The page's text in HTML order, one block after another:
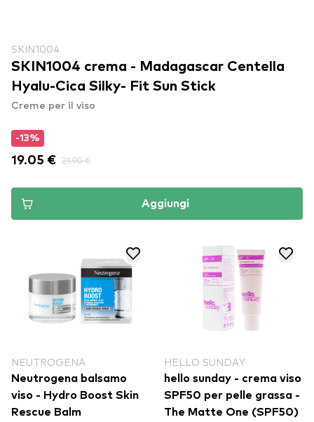
SKIN1004
SKIN1004 crema - Madagascar Centella
Hyalu-Cica Silky- Fit Sun Stick
Creme per il viso
-13%
19.05 € 21.90 €
Aggiungi
NEUTROGENA
Neutrogena balsamo
viso - Hydro Boost Skin
Rescue Balm
HELLO SUNDAY
hello sunday - crema viso
SPF50 per pelle grassa -
The Matte One (SPF50)